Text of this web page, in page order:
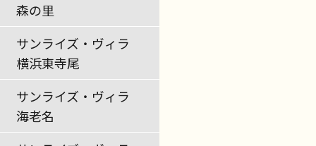
森の里
サンライズ・ヴィラ
横浜東寺尾
サンライズ・ヴィラ
海老名